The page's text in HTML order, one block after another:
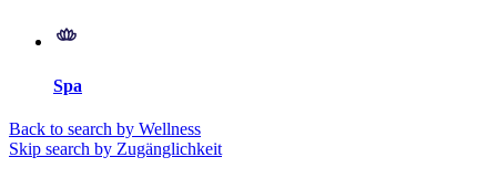
Spa
Back to search by Wellness
Skip search by Zugänglichkeit